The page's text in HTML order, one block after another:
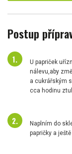
Postup
U papriček
nálevu,aby
a cukrářským
cca hodinu
Naplním do
papričky a